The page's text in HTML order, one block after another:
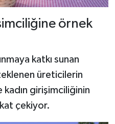
örnek
katkı sunan
üreticilerin
kadın girişimciliğinin
çekiyor.